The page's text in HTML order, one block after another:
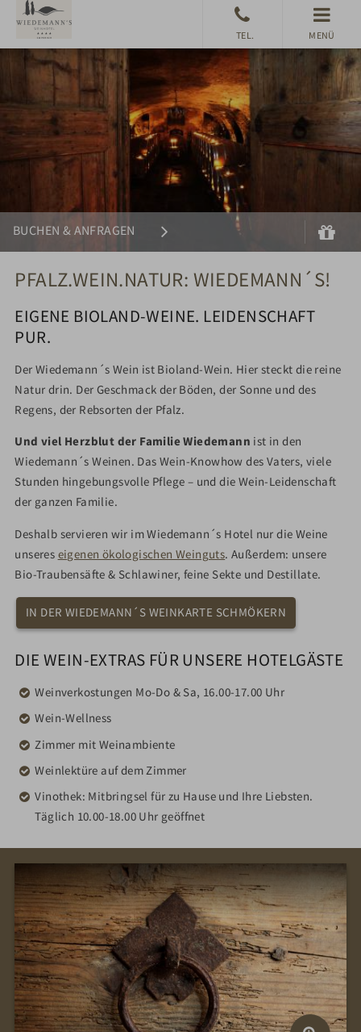
MENÜ
BUCHEN & ANFRAGEN
PFALZ.WEIN.NATUR: WIEDEMANN´S!
EIGENE BIOLAND-WEINE. LEIDENSCHAFT
PUR.
Der Wiedemann´s Wein ist Bioland-Wein. Hier steckt die reine
Natur drin. Der Geschmack der Böden, der Sonne und des
Regens, der Rebsorten der Pfalz.
Und viel Herzblut der Familie Wiedemann ist in den
Wiedemann´s Weinen. Das Wein-Knowhow des Vaters, viele
Stunden hingebungsvolle Pflege – und die Wein-Leidenschaft
der ganzen Familie.
Deshalb servieren wir im Wiedemann´s Hotel nur die Weine
unseres eigenen ökologischen Weinguts. Außerdem: unsere
Bio-Traubensäfte & Schlawiner, feine Sekte und Destillate.
IN DER WIEDEMANN´S WEINKARTE SCHMÖKERN
DIE WEIN-EXTRAS FÜR UNSERE HOTELGÄSTE
Weinverkostungen Mo-Do & Sa, 16.00-17.00 Uhr
Wein-Wellness
Zimmer mit Weinambiente
Weinlektüre auf dem Zimmer
Vinothek: Mitbringsel für zu Hause und Ihre Liebsten.
Täglich 10.00-18.00 Uhr geöffnet